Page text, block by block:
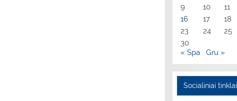
9
10 11
16
17 18
23
24 25
30
« Spa
Gru »
Socialiniai tinklai